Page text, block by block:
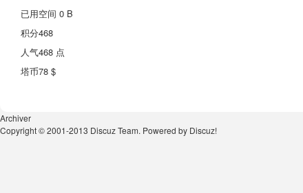
已用空间 0 B
积分468
人气468 点
塔币78 $
Archiver
Copyright © 2001-2013 Discuz Team. Powered by Discuz!